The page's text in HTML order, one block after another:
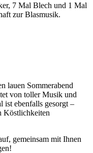
7 Mal Blech und 1 Mal
zur Blasmusik.
lauen Sommerabend
von toller Musik und
ist ebenfalls gesorgt –
Köstlichkeiten
gemeinsam mit Ihnen